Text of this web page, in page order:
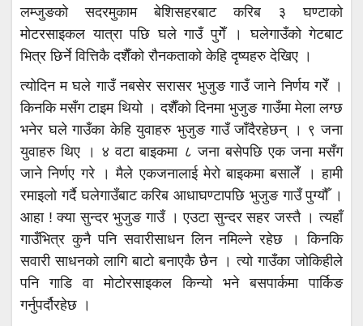
लम्जुङको सदरमुकाम बेशिसहरबाट करिब ३ घण्टाको
मोटरसाइकल यात्रा पछि घले गाउँ पुगेँ । घलेगाउँको गेटबाट
भित्र छिर्ने वित्तिकै दशैँको रौनकताको केहि दृष्यहरु देखिए ।
त्योदिन म घले गाउँ नबसेर सरासर भुजुङ गाउँ जाने निर्णय गरेँ ।
किनकि मसँग टाइम थियो । दशैँको दिनमा भुजुङ गाउँमा मेला लग्छ
भनेर घले गाउँका केहि युवाहरु भुजुङ गाउँ जाँदैरहेछन् । ९ जना
युवाहरु थिए । ४ वटा बाइकमा ८ जना बसेपछि एक जना मसँग
जाने निर्णए गरे । मैले एकजनालाई मेरो बाइकमा बसालेँ । हामी
रमाइलो गर्दै घलेगाउँबाट करिब आधाघण्टापछि भुजुङ गाउँ पुग्यौँ ।
आहा ! क्या सुन्दर भुजुङ गाउँ । एउटा सुन्दर सहर जस्तै । त्यहाँ
गाउँभित्र कुनै पनि सवारीसाधन लिन नमिल्ने रहेछ । किनकि
सवारी साधनको लागि बाटो बनाएकै छैन । त्यो गाउँका जोकिहीले
पनि गाडि वा मोटोरसाइकल किन्यो भने बसपार्कमा पार्किङ
गर्नुपर्दौरहेछ ।